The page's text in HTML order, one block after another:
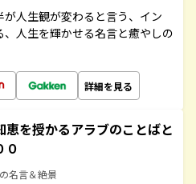
人生観が変わると言う、イン
、人生を輝かせる名言と癒やしの
詳細を見る
恵を授かるアラブのことばと
０
名言＆絶景